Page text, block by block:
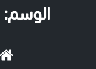
الوسم: